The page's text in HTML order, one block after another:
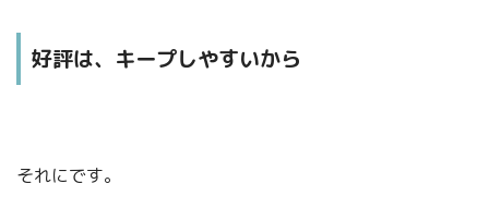
好評は、キープしやすいから
それにです。